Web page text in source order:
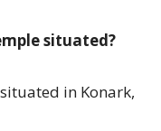
situated?
in Konark,